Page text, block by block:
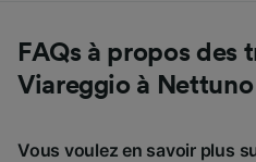
FAQs à propos des
Viareggio à Nettuno
Vous voulez en savoir plus